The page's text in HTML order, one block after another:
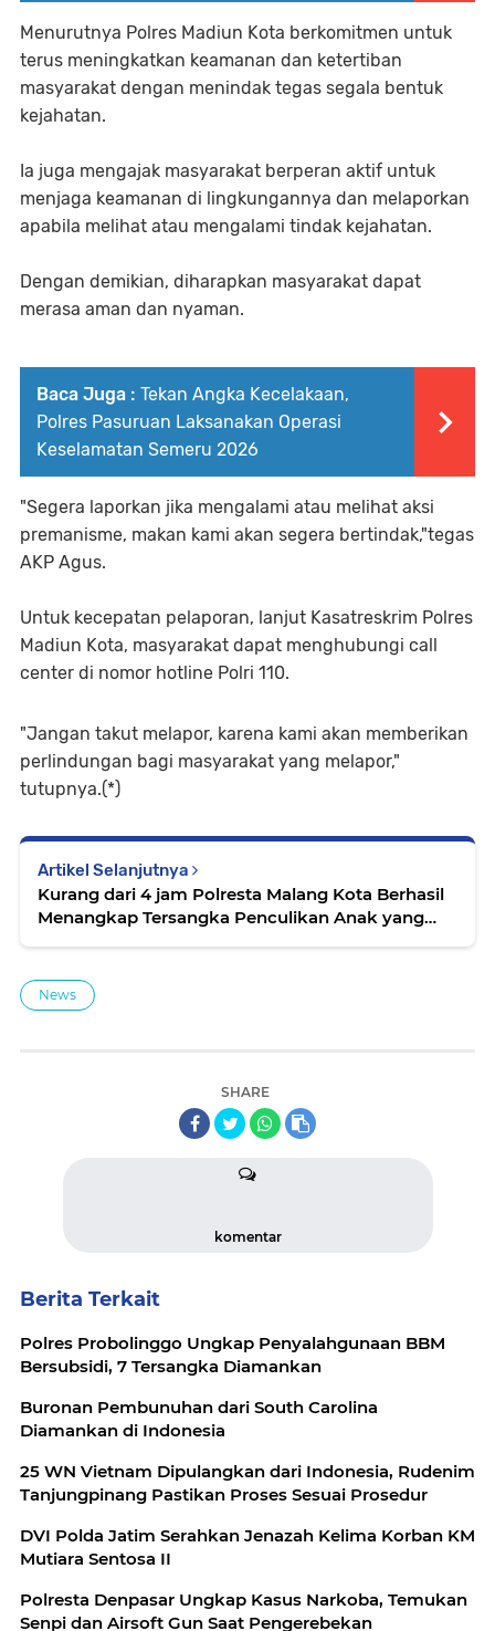
‎Menurutnya Polres Madiun Kota berkomitmen untuk
terus meningkatkan keamanan dan ketertiban
masyarakat dengan menindak tegas segala bentuk
kejahatan.
Ia juga mengajak masyarakat berperan aktif untuk
menjaga keamanan di lingkungannya dan melaporkan
apabila melihat atau mengalami tindak kejahatan.
Dengan demikian, diharapkan masyarakat dapat
merasa aman dan nyaman.
Baca Juga : Tekan Angka Kecelakaan,
Polres Pasuruan Laksanakan Operasi
Keselamatan Semeru 2026
"Segera laporkan jika mengalami atau melihat aksi
premanisme, makan kami akan segera bertindak,"tegas
AKP Agus.
Untuk kecepatan pelaporan, lanjut Kasatreskrim Polres
Madiun Kota, masyarakat dapat menghubungi call
center di nomor hotline Polri 110.
"Jangan takut melapor, karena kami akan memberikan
perlindungan bagi masyarakat yang melapor,"
tutupnya.(*)
Artikel Selanjutnya
Kurang dari 4 jam Polresta Malang Kota Berhasil
Menangkap Tersangka Penculikan Anak yang
News
SHARE
komentar
Berita Terkait
Polres Probolinggo Ungkap Penyalahgunaan BBM
Bersubsidi, 7 Tersangka Diamankan
Buronan Pembunuhan dari South Carolina
Diamankan di Indonesia
25 WN Vietnam Dipulangkan dari Indonesia, Rudenim
Tanjungpinang Pastikan Proses Sesuai Prosedur
DVI Polda Jatim Serahkan Jenazah Kelima Korban KM
Mutiara Sentosa II
Polresta Denpasar Ungkap Kasus Narkoba, Temukan
Senpi dan Airsoft Gun Saat Pengerebekan